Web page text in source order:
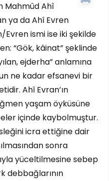
Mahmûd Ahî
ya da Ahî Evren
ismi ise iki şekilde
“Gök, kâinat” şeklinde
ejderha” anlamına
ne kadar efsanevi bir
Ahî Evran’ın
yaşam öyküsüne
içinde kaybolmuştur.
icra ettiğine dair
sonra
yüceltilmesine sebep
debbağlarının